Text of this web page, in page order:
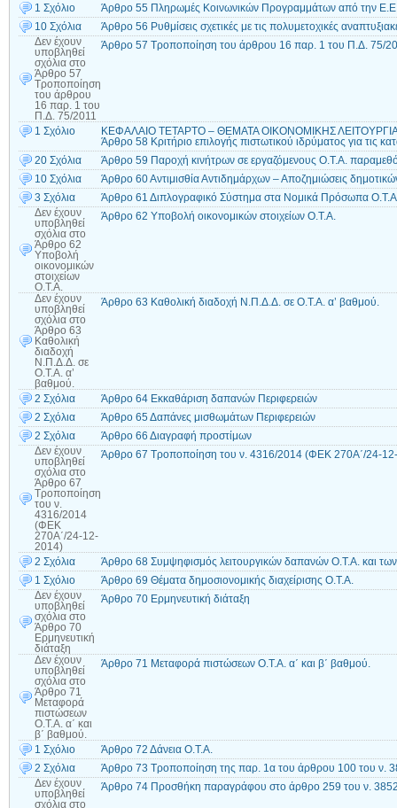
1 Σχόλιο
Άρθρο 55 Πληρωμές Κοινωνικών Προγραμμάτων από την
10 Σχόλια
Άρθρο 56 Ρυθμίσεις σχετικές με τις πολυμετοχικές
Δεν έχουν
υποβληθεί
σχόλια στο
Άρθρο 57
Τροποποίηση
του άρθρου
16 παρ. 1 του
Π.Δ. 75/2011
Άρθρο 57 Τροποποίηση του άρθρου 16 παρ. 1 του Π.Δ. 75/
1 Σχόλιο
ΚΕΦΑΛΑΙΟ ΤΕΤΑΡΤΟ – ΘΕΜΑΤΑ ΟΙΚΟΝΟΜΙΚΗΣ
Άρθρο 58 Κριτήριο επιλογής πιστωτικού ιδρύματος για τις
20 Σχόλια
Άρθρο 59 Παροχή κινήτρων σε εργαζόμενους Ο.Τ.Α.
10 Σχόλια
Άρθρο 60 Αντιμισθία Αντιδημάρχων – Αποζημιώσεις
3 Σχόλια
Άρθρο 61 Διπλογραφικό Σύστημα στα Νομικά Πρόσωπα
Δεν έχουν
υποβληθεί
σχόλια στο
Άρθρο 62
Υποβολή
οικονομικών
στοιχείων
Ο.Τ.Α.
Άρθρο 62 Υποβολή οικονομικών στοιχείων Ο.Τ.Α.
Δεν έχουν
υποβληθεί
σχόλια στο
Άρθρο 63
Καθολική
διαδοχή
Ν.Π.Δ.Δ. σε
Ο.Τ.Α. α’
βαθμού.
Άρθρο 63 Καθολική διαδοχή Ν.Π.Δ.Δ. σε Ο.Τ.Α. α’ βαθμού.
2 Σχόλια
Άρθρο 64 Εκκαθάριση δαπανών Περιφερειών
2 Σχόλια
Άρθρο 65 Δαπάνες μισθωμάτων Περιφερειών
2 Σχόλια
Άρθρο 66 Διαγραφή προστίμων
Δεν έχουν
υποβληθεί
σχόλια στο
Άρθρο 67
Τροποποίηση
του ν.
4316/2014
(ΦΕΚ
270Α΄/24-12-
2014)
Άρθρο 67 Τροποποίηση του ν. 4316/2014 (ΦΕΚ 270Α΄/24-
2 Σχόλια
Άρθρο 68 Συμψηφισμός λειτουργικών δαπανών Ο.Τ.Α. και
1 Σχόλιο
Άρθρο 69 Θέματα δημοσιονομικής διαχείρισης Ο.Τ.Α.
Δεν έχουν
υποβληθεί
σχόλια στο
Άρθρο 70
Ερμηνευτική
διάταξη
Άρθρο 70 Ερμηνευτική διάταξη
Δεν έχουν
υποβληθεί
σχόλια στο
Άρθρο 71
Μεταφορά
πιστώσεων
Ο.Τ.Α. α΄ και
β΄ βαθμού.
Άρθρο 71 Μεταφορά πιστώσεων Ο.Τ.Α. α΄ και β΄ βαθμού.
1 Σχόλιο
Άρθρο 72 Δάνεια Ο.Τ.Α.
2 Σχόλια
Άρθρο 73 Τροποποίηση της παρ. 1α του άρθρου 100 του ν.
Δεν έχουν
υποβληθεί
σχόλια στο
Άρθρο 74 Προσθήκη παραγράφου στο άρθρο 259 του ν.